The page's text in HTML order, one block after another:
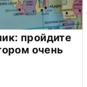
пройдите
очень